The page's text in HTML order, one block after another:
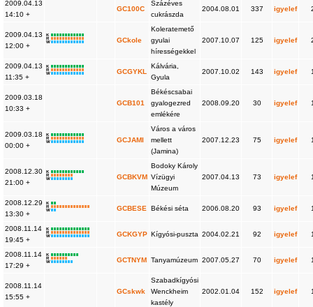
2009.04.13
14:10 +
GC100C
Százéves
cukrászda
2004.08.01 337 igyelef
2009.04.13
12:00 +
K
R
W
GCkole
Koleratemető
gyulai
hírességekkel
2007.10.07 125 igyelef
2009.04.13
11:35 +
K
R
W
GCGYKL
Kálvária,
Gyula
2007.10.02 143 igyelef
2009.03.18
10:33 +
GCB101
Békéscsabai
gyalogezred
emlékére
2008.09.20 30 igyelef
2009.03.18
00:00 +
K
R
W
GCJAMI
Város a város
mellett
(Jamina)
2007.12.23 75 igyelef
2008.12.30
21:00 +
K
R
W
GCBKVM
Bodoky Károly
Vízügyi
Múzeum
2007.04.13 73 igyelef
2008.12.29
13:30 +
K
R
W
GCBESE Békési séta 2006.08.20 93 igyelef
2008.11.14
19:45 +
K
R
W
GCKGYP Kígyósi-puszta 2004.02.21 92 igyelef
2008.11.14
17:29 +
K
R
W
GCTNYM Tanyamúzeum 2007.05.27 70 igyelef
2008.11.14
15:55 +
GCskwk
Szabadkígyósi
Wenckheim
kastély
2002.01.04 152 igyelef